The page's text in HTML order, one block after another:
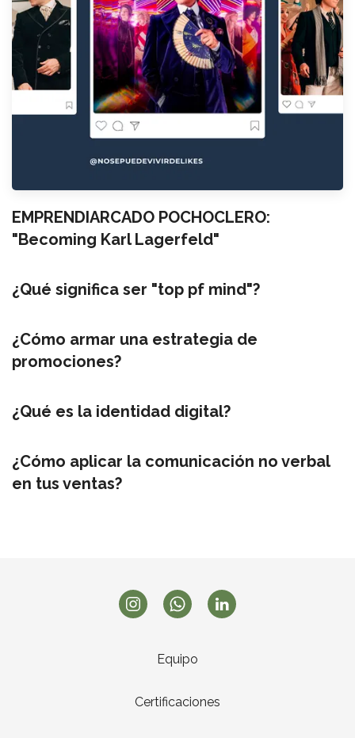
EMPRENDIARCADO POCHOCLERO:
"Becoming Karl Lagerfeld"
¿Qué significa ser "top pf mind"?
¿Cómo armar una estrategia de
promociones?
¿Qué es la identidad digital?
¿Cómo aplicar la comunicación no verbal
en tus ventas?
Equipo
Certificaciones